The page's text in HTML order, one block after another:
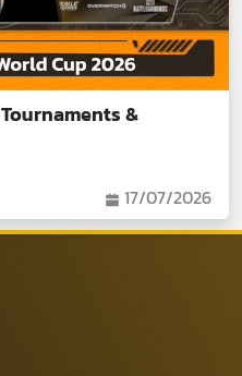
&
17/07/2026